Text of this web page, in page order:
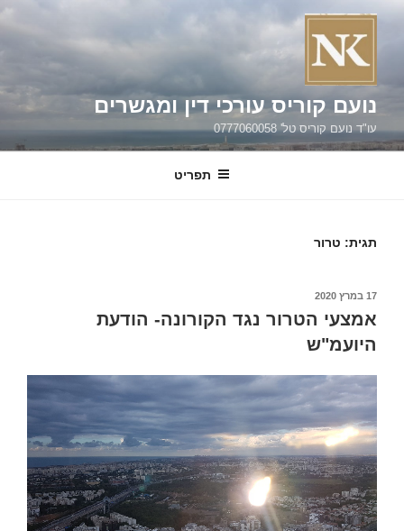
דילוג
נועם קוריס עורכי דין ומגשרים
עו"ד נועם קוריס טל' 0777060058
תפריט
תגית: טרור
פורסם
17 במרץ 2020
אמצעי הטרור נגד הקורונה- הודעת
היועמ"ש